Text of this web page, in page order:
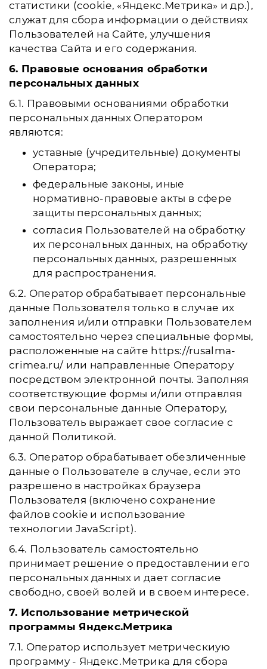
статистики (cookie, «Яндекс.Метрика» и др.),
служат для сбора информации о действиях
Пользователей на Сайте, улучшения
качества Сайта и его содержания.
6. Правовые основания обработки
персональных данных
6.1. Правовыми основаниями обработки
персональных данных Оператором
являются:
уставные (учредительные) документы
Оператора;
федеральные законы, иные
нормативно-правовые акты в сфере
защиты персональных данных;
согласия Пользователей на обработку
их персональных данных, на обработку
персональных данных, разрешенных
для распространения.
6.2. Оператор обрабатывает персональные
данные Пользователя только в случае их
заполнения и/или отправки Пользователем
самостоятельно через специальные формы,
расположенные на сайте https://rusalma-
crimea.ru/ или направленные Оператору
посредством электронной почты. Заполняя
соответствующие формы и/или отправляя
свои персональные данные Оператору,
Пользователь выражает свое согласие с
данной Политикой.
6.3. Оператор обрабатывает обезличенные
данные о Пользователе в случае, если это
разрешено в настройках браузера
Пользователя (включено сохранение
файлов cookie и использование
технологии JavaScript).
6.4. Пользователь самостоятельно
принимает решение о предоставлении его
персональных данных и дает согласие
свободно, своей волей и в своем интересе.
7. Использование метрической
программы Яндекс.Метрика
7.1. Оператор использует метрическиую
программу - Яндекс.Метрика для сбора